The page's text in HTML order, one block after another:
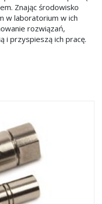
Znając środowisko
w laboratorium w ich
rozwiązań,
i przyspieszą ich pracę.
AGILENT,